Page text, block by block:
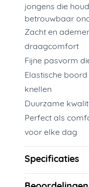
jongens die
betrouwbaar
Zacht en
draagcomfort
Fijne pasvorm
Elastische
knellen
Duurzame
Perfect als
voor elke dag
Specificaties